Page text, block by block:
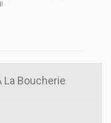
La Boucherie